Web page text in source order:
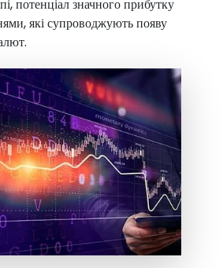
потенціал значного прибутку
які супроводжують появу